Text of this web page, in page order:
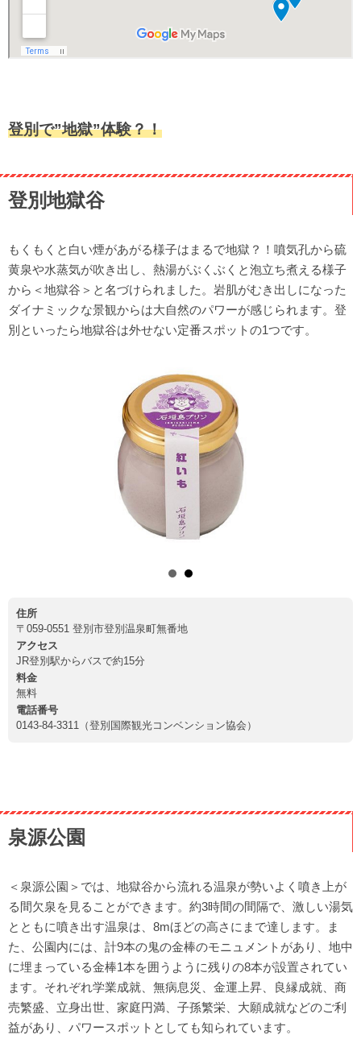
登別で”地獄”体験？！
登別地獄谷
もくもくと白い煙があがる様子はまるで地獄？！噴気孔から硫
黄泉や水蒸気が吹き出し、熱湯がぶくぶくと泡立ち煮える様子
から＜地獄谷＞と名づけられました。岩肌がむき出しになった
ダイナミックな景観からは大自然のパワーが感じられます。登
別といったら地獄谷は外せない定番スポットの1つです。
住所
〒059-0551 登別市登別温泉町無番地
アクセス
JR登別駅からバスで約15分
料金
無料
電話番号
0143-84-3311（登別国際観光コンベンション協会）
泉源公園
＜泉源公園＞では、地獄谷から流れる温泉が勢いよく噴き上が
る間欠泉を見ることができます。約3時間の間隔で、激しい湯気
とともに噴き出す温泉は、8mほどの高さにまで達します。ま
た、公園内には、計9本の鬼の金棒のモニュメントがあり、地中
に埋まっている金棒1本を囲うように残りの8本が設置されてい
ます。それぞれ学業成就、無病息災、金運上昇、良縁成就、商
売繁盛、立身出世、家庭円満、子孫繁栄、大願成就などのご利
益があり、パワースポットとしても知られています。